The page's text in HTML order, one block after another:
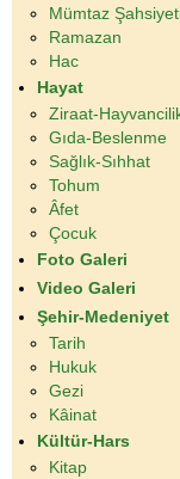
Mümtaz
Ramazan
Hac
Hayat
Ziraat-
Gıda-Beslenme
Sağlık-Sıhhat
Tohum
Âfet
Çocuk
Foto Galeri
Video Galeri
Şehir-Medeniyet
Tarih
Hukuk
Gezi
Kâinat
Kültür-Hars
Kitap